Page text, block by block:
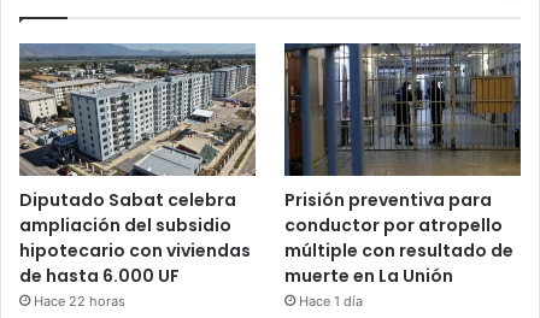
Diputado Sabat celebra
ampliación del subsidio
hipotecario con viviendas
de hasta 6.000 UF
Hace 22 horas
Prisión preventiva para
conductor por atropello
múltiple con resultado de
muerte en La Unión
Hace 1 día